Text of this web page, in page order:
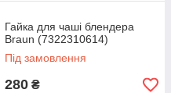
Гайка для чаші блендера
Braun (7322310614)
Під замовлення
280 ₴